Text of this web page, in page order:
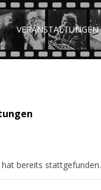
VERANSTALTUNGEN
bereits stattgefunden.